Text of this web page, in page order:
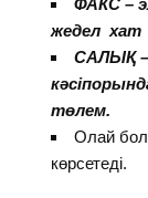
жедел хат
САЛЫҚ –
төлем.
Олай
көрсетеді.